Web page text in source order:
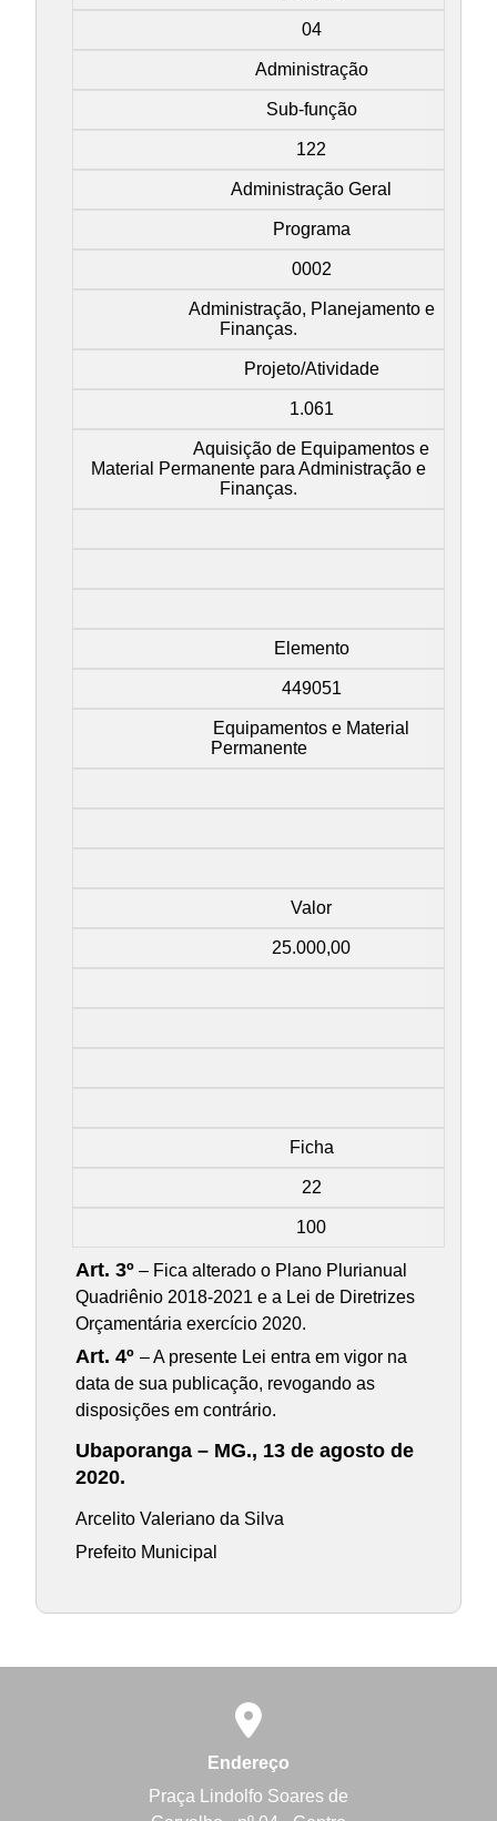
04
Administração
Sub-função
122
Administração Geral
Programa
0002
Administração, Planejamento e
Finanças.
Projeto/Atividade
1.061
Aquisição de Equipamentos e
Material Permanente para Administração e
Finanças.
Elemento
449051
Equipamentos e Material
Permanente
Valor
25.000,00
Ficha
22
100
Art. 3º – Fica alterado o Plano Plurianual
Quadriênio 2018-2021 e a Lei de Diretrizes
Orçamentária exercício 2020.
Art. 4º– A presente Lei entra em vigor na
data de sua publicação, revogando as
disposições em contrário.
Ubaporanga – MG., 13 de agosto de
2020.
Arcelito Valeriano da Silva
Prefeito Municipal
Endereço
Praça Lindolfo Soares de